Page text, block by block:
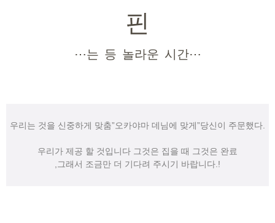
핀
⋯는 등 놀라운 시간⋯
우리는 것을 신중하게 맞춤”오카야마 데님에 맞게”당신이 주문했다.
우리가 제공 할 것입니다 그것은 집을 때 그것은 완료
,그래서 조금만 더 기다려 주시기 바랍니다.!